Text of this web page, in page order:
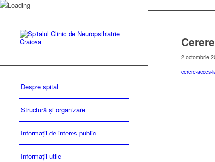
Despre spital
Structură și organizare
Informații de interes public
Informații utile
2 octombrie
cerere-acces-